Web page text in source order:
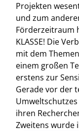
Projekten
und zum
Förderzeitraum
KLASSE! Die
mit dem
einem großen
erstens zur
Gerade vor der
ihren
Zweitens wurde